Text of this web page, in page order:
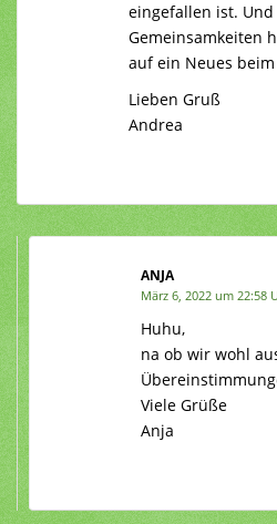
eingefallen ist.
Gemeinsamkeiten
auf ein Neues
Lieben Gruß
Andrea
ANJA
März 6, 2022 um 22:58
Huhu,
na ob wir wohl
Viele Grüße
Anja